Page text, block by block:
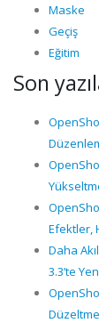
Maske
Geçiş
Eğitim
Son
Efektler,
Daha
3.3’te